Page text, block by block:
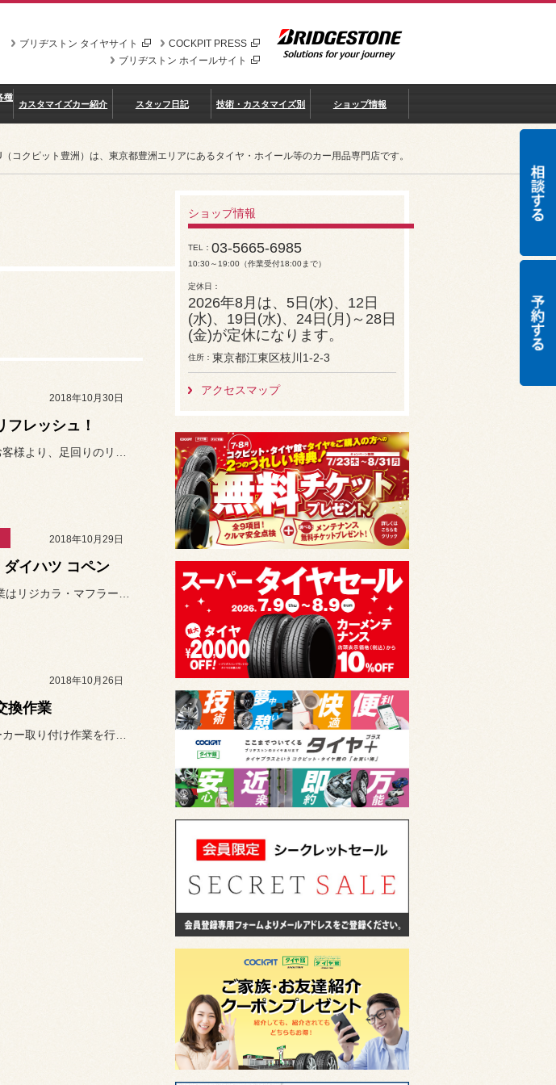
COCKPIT PRESS
ブリヂストン タイヤサイト
ブリヂストン ホイールサイト
種
カスタマイズカー紹介 スタッフ日記 技術・カスタマイズ別 ショップ情報
コクピット豊洲）は、東京都豊洲エリアにあるタイヤ・ホイール等のカー用品専門店です。
2018年10月30日
レッシュ！
2018年10月29日
イハツ コペン
2018年10月26日
換作業
ショップ情報
TEL 03-5665-6985
10:30～19:00（作業受付18:00まで）
定休日
2026年8月は、5日(水)、12日
(水)、19日(水)、24日(月)～28日
(金)が定休になります。
住所 東京都江東区枝川1-2-3
アクセスマップ